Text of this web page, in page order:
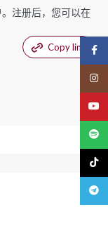
注册后，您可以在
Copy link